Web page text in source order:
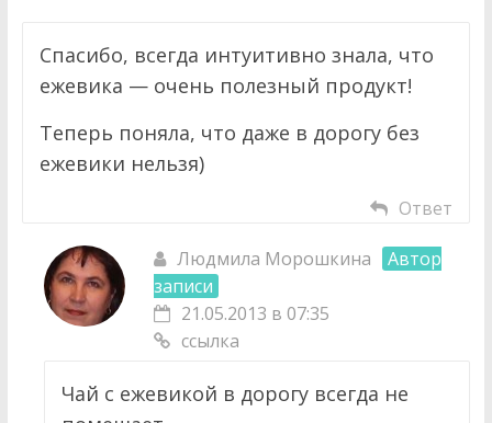
Спасибо, всегда интуитивно знала, что
ежевика — очень полезный продукт!
Теперь поняла, что даже в дорогу без
ежевики нельзя)
Ответ
Людмила Морошкина
Автор
записи
21.05.2013 в 07:35
ссылка
Чай с ежевикой в дорогу всегда не